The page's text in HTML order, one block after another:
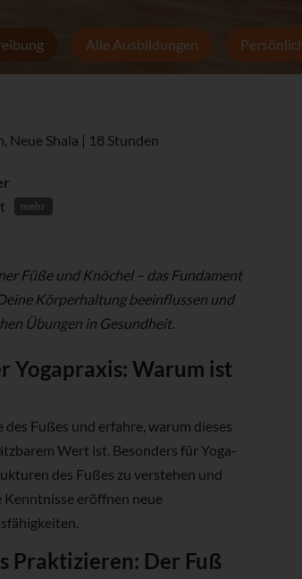
Alle Ausbildungen
Neue Shala | 18 Stunden
mehr
Füße und Knöchel – das Fundament
Körperhaltung beeinflussen und
Übungen in Gesundheit.
Yogapraxis: Warum ist
Fußes und erfahre, warum dieses
Wert ist. Besonders für Yoga-
des Fußes zu verstehen und
Kenntnisse eröffnen neue
Praktizieren: Der Fuß